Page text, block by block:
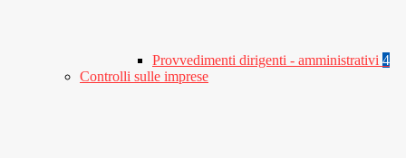
Provvedimenti dirigenti - amministrativi 4
Controlli sulle imprese